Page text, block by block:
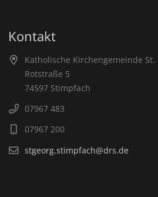
Kontakt
Katholische Kirchengemeinde St.
Rotstraße 5
74597 Stimpfach
07967 483
07967 200
stgeorg.stimpfach@drs.de